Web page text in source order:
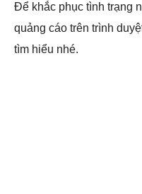
Để khắc phục tình trạng
quảng cáo trên trình
tìm hiểu nhé.